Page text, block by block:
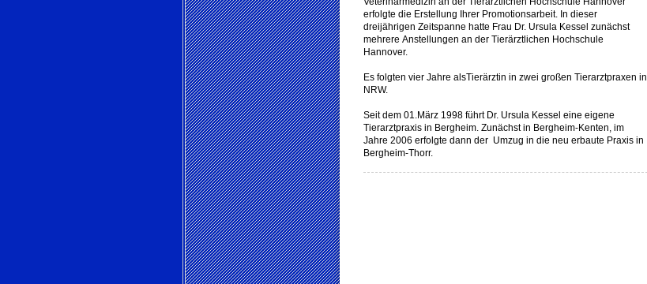
erfolgte die Erstellung Ihrer Promotionsarbeit. In dieser
dreijährigen Zeitspanne hatte Frau Dr. Ursula Kessel zunächst
mehrere Anstellungen an der Tierärztlichen Hochschule
Hannover.
Es folgten vier Jahre alsTierärztin in zwei großen Tierarztpraxen in
NRW.
Seit dem 01.März 1998 führt Dr. Ursula Kessel eine eigene
Tierarztpraxis in Bergheim. Zunächst in Bergheim-Kenten, im
Jahre 2006 erfolgte dann der Umzug in die neu erbaute Praxis in
Bergheim-Thorr.